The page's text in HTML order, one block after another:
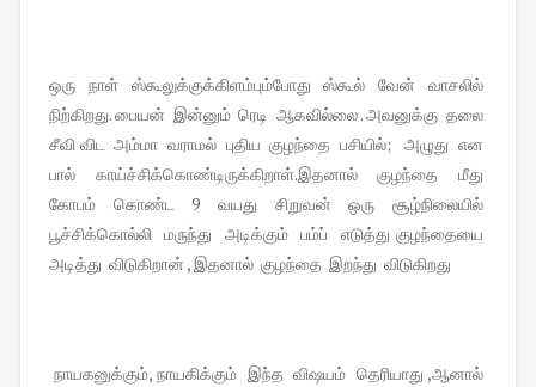
ஒரு நாள் ஸ்கூலுக்குக்கிளம்பும்போது ஸ்கூல் வேன் வாசலில்
நிற்கிறது. பையன் இன்னும் ரெடி ஆகவில்லை . அவனுக்கு தலை
சீவி விட அம்மா வராமல் புதிய குழந்தை பசியில்; அழுது என
பால் காய்ச்சிக்கொண்டிருக்கிறாள்.இதனால் குழந்தை மீது
கோபம் கொண்ட 9 வயது சிறுவன் ஒரு சூழ்நிலையில்
பூச்சிக்கொல்லி மருந்து அடிக்கும் பம்ப் எடுத்து குழந்தையை
அடித்து விடுகிறான் , இதனால் குழந்தை இறந்து விடுகிறது
நாயகனுக்கும், நாயகிக்கும் இந்த விஷயம் தெரியாது ,ஆனால்